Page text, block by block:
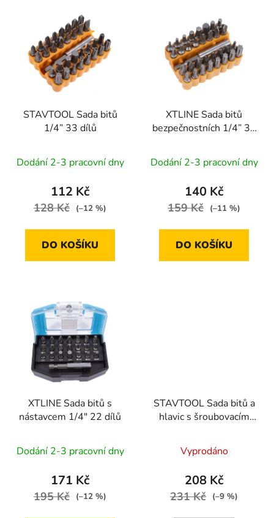
STAVTOOL Sada bitů
1/4” 33 dílů
Dodání 2-3 pracovní dny
112 Kč
128 Kč (–12 %)
DO KOŠÍKU
XTLINE Sada bitů
bezpečnostních 1/4” 33
Dodání 2-3 pracovní dny
140 Kč
159 Kč (–11 %)
DO KOŠÍKU
XTLINE Sada bitů s
nástavcem 1/4" 22 dílů
Dodání 2-3 pracovní dny
171 Kč
195 Kč (–12 %)
STAVTOOL Sada bitů a
hlavic s šroubovacím
Vyprodáno
208 Kč
231 Kč (–9 %)